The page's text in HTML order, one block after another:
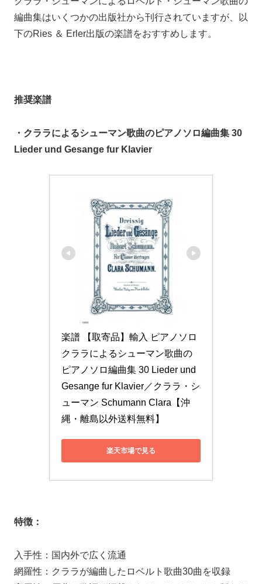
編曲集はいくつかの出版社から刊行されていますが、以
下のRies ＆ Erler出版の楽譜をおすすめします。
推奨楽譜
・クララによるシューマン歌曲のピアノソロ編曲集 30
Lieder und Gesange fur Klavier
楽譜 【取寄品】輸入 ピアノソロ
クララによるシューマン歌曲の
ピアノソロ編曲集 30 Lieder und
Gesange fur Klavier／クララ・シ
ューマン Schumann Clara【沖
縄・離島以外送料無料】
楽天市場で見る
特徴：
入手性：国内外で広く流通
網羅性：クララが編曲したロベルト歌曲30曲を収録